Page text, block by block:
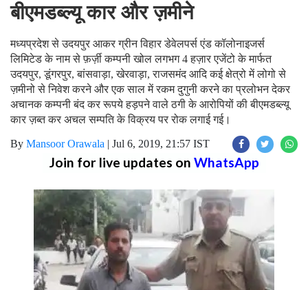
बीएमडब्ल्यू कार और ज़मीने
मध्यप्रदेश से उदयपुर आकर ग्रीन विहार डेवेलपर्स एंड कॉलोनाइजर्स
लिमिटेड के नाम से फ़र्ज़ी कम्पनी खोल लगभग 4 हज़ार एजेंटो के मार्फत
उदयपुर, डूंगरपुर, बांसवाड़ा, खेरवाड़ा, राजसमंद आदि कई क्षेत्रो में लोगो से
ज़मीनो से निवेश करने और एक साल में रकम दुगुनी करने का प्रलोभन देकर
अचानक कम्पनी बंद कर रूपये हड़पने वाले ठगी के आरोपियों की बीएमडब्ल्यू
कार ज़ब्त कर अचल सम्पति के विक्रय पर रोक लगाई गई।
By Mansoor Orawala | Jul 6, 2019, 21:57 IST
Join for live updates on WhatsApp